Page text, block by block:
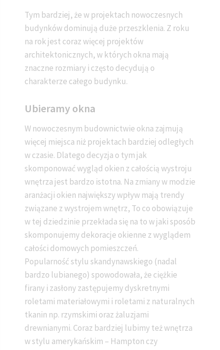
Tym bardziej, że w projektach nowoczesnych
budynków dominują duże przeszklenia. Z roku
na rok jest coraz więcej projektów
architektonicznych, w których okna mają
znaczne rozmiary i często decydują o
charakterze całego budynku.
Ubieramy okna
W nowoczesnym budownictwie okna zajmują
więcej miejsca niż projektach bardziej odległych
w czasie. Dlatego decyzja o tym jak
skomponować wygląd okien z całością wystroju
wnętrza jest bardzo istotna. Na zmiany w modzie
aranżacji okien największy wpływ mają trendy
związane z wystrojem wnętrz, To co obowiązuje
w tej dziedzinie przekłada się na to w jaki sposób
skomponujemy dekoracje okienne z wyglądem
całości domowych pomieszczeń.
Popularność stylu skandynawskiego (nadal
bardzo lubianego) spowodowała, że ciężkie
firany i zasłony zastępujemy dyskretnymi
roletami materiałowymi i roletami z naturalnych
tkanin np. rzymskimi oraz żaluzjami
drewnianymi. Coraz bardziej lubimy też wnętrza
w stylu amerykańskim – Hampton czy